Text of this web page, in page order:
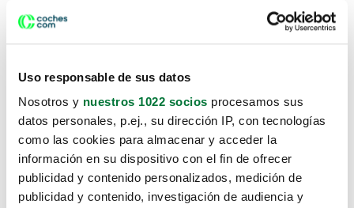
Uso responsable de sus datos
Nosotros y nuestros 1022 socios procesamos sus
datos personales, p.ej., su dirección IP, con tecnologías
como las cookies para almacenar y acceder la
información en su dispositivo con el fin de ofrecer
publicidad y contenido personalizados, medición de
publicidad y contenido, investigación de audiencia y
Lo sentimos, no sabemos como
te hemos traido hasta aquí.